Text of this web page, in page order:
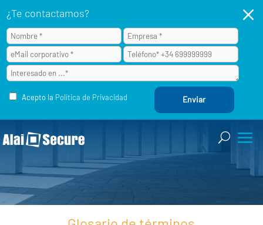
¿Te contactamos?
Acepto la Política de Privacidad
M